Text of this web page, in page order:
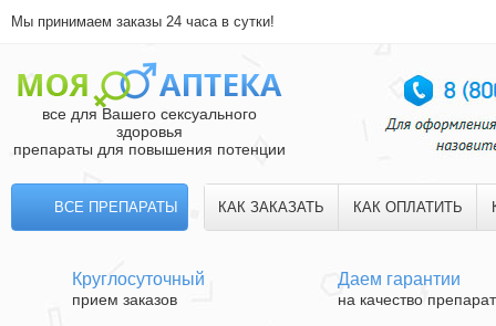
Мы принимаем заказы 24 часа в сутки!
все для Вашего сексуального
здоровья
препараты для повышения потенции
ВСЕ ПРЕПАРАТЫ КАК ЗАКАЗАТЬ КАК ОПЛАТИТЬ
Круглосуточный
прием заказов
Даем гарантии
на качество